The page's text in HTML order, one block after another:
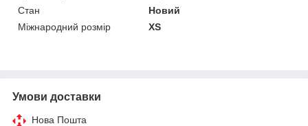
Стан
Новий
Міжнародний розмір
XS
Умови доставки
Нова Пошта